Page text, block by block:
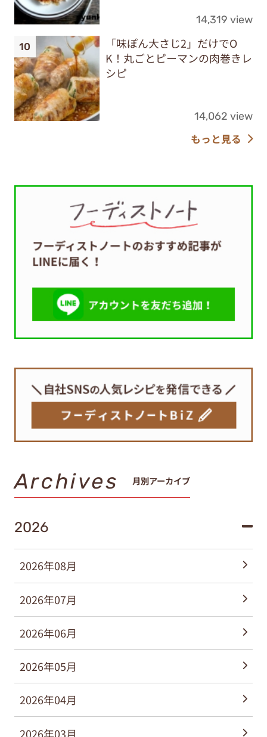
14,319 view
「味ぽん大さじ2」だけでO
K！丸ごとピーマンの肉巻きレ
シピ
14,062 view
もっと見る
Archives 月別アーカイブ
2026
2026年08月
2026年07月
2026年06月
2026年05月
2026年04月
2026年03月